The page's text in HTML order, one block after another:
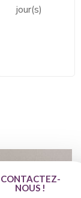
jour(s)
CONTACTEZ-
NOUS !